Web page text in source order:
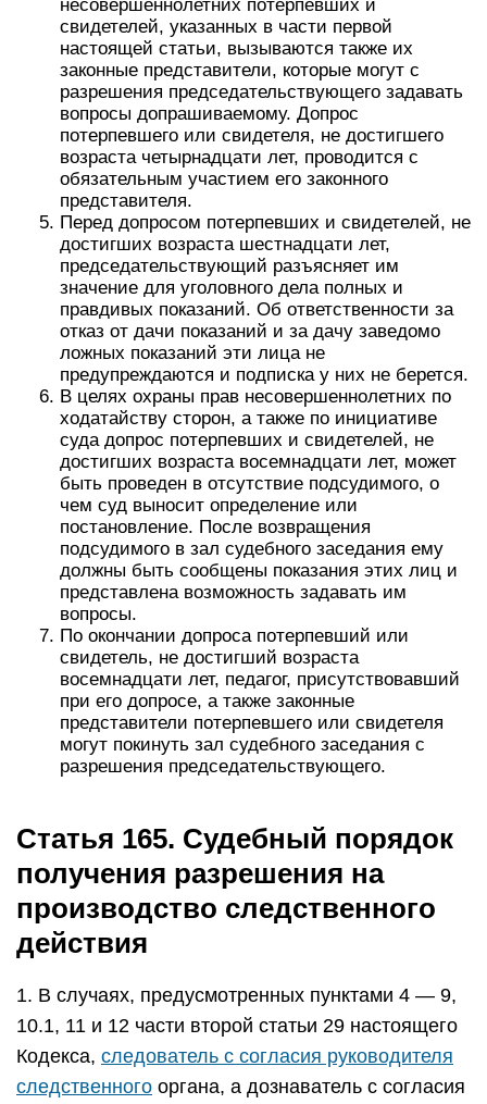
несовершеннолетних потерпевших и
свидетелей, указанных в части первой
настоящей статьи, вызываются также их
законные представители, которые могут с
разрешения председательствующего задавать
вопросы допрашиваемому. Допрос
потерпевшего или свидетеля, не достигшего
возраста четырнадцати лет, проводится с
обязательным участием его законного
представителя.
Перед допросом потерпевших и свидетелей, не
достигших возраста шестнадцати лет,
председательствующий разъясняет им
значение для уголовного дела полных и
правдивых показаний. Об ответственности за
отказ от дачи показаний и за дачу заведомо
ложных показаний эти лица не
предупреждаются и подписка у них не берется.
В целях охраны прав несовершеннолетних по
ходатайству сторон, а также по инициативе
суда допрос потерпевших и свидетелей, не
достигших возраста восемнадцати лет, может
быть проведен в отсутствие подсудимого, о
чем суд выносит определение или
постановление. После возвращения
подсудимого в зал судебного заседания ему
должны быть сообщены показания этих лиц и
представлена возможность задавать им
вопросы.
По окончании допроса потерпевший или
свидетель, не достигший возраста
восемнадцати лет, педагог, присутствовавший
при его допросе, а также законные
представители потерпевшего или свидетеля
могут покинуть зал судебного заседания с
разрешения председательствующего.
Статья 165. Судебный порядок
получения разрешения на
производство следственного
действия
1. В случаях, предусмотренных пунктами 4 — 9,
10.1, 11 и 12 части второй статьи 29 настоящего
Кодекса, следователь с согласия руководителя
следственного органа, а дознаватель с согласия